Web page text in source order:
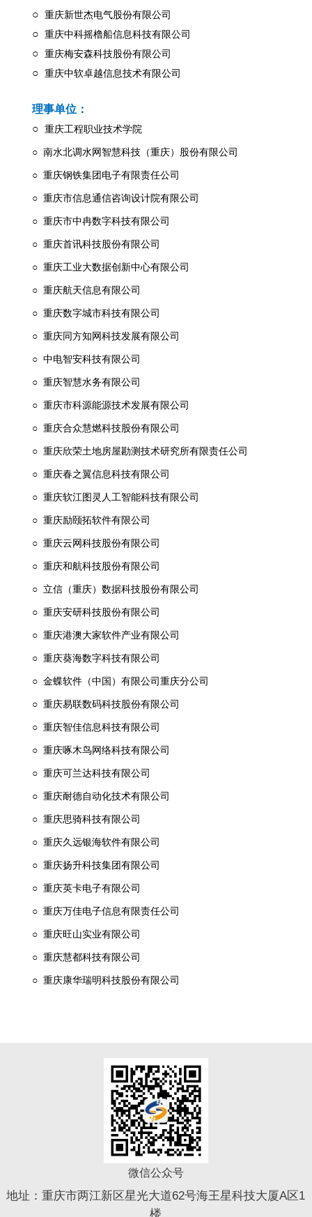
○ 重庆新世杰电气股份有限公司
○ 重庆中科摇橹船信息科技有限公司
○ 重庆梅安森科技股份有限公司
○ 重庆中软卓越信息技术有限公司
理事单位：
○ 重庆工程职业技术学院
○ 南水北调水网智慧科技（重庆）股份有限公司
○ 重庆钢铁集团电子有限责任公司
○ 重庆市信息通信咨询设计院有限公司
○ 重庆市中冉数字科技有限公司
○ 重庆首讯科技股份有限公司
○ 重庆工业大数据创新中心有限公司
○ 重庆航天信息有限公司
○ 重庆数字城市科技有限公司
○ 重庆同方知网科技发展有限公司
○ 中电智安科技有限公司
○ 重庆智慧水务有限公司
○ 重庆市科源能源技术发展有限公司
○ 重庆合众慧燃科技股份有限公司
○ 重庆欣荣土地房屋勘测技术研究所有限责任公司
○ 重庆春之翼信息科技有限公司
○ 重庆软江图灵人工智能科技有限公司
○ 重庆励颐拓软件有限公司
○ 重庆云网科技股份有限公司
○ 重庆和航科技股份有限公司
○ 立信（重庆）数据科技股份有限公司
○ 重庆安研科技股份有限公司
○ 重庆港澳大家软件产业有限公司
○ 重庆葵海数字科技有限公司
○ 金蝶软件（中国）有限公司重庆分公司
○ 重庆易联数码科技股份有限公司
○ 重庆智佳信息科技有限公司
○ 重庆啄木鸟网络科技有限公司
○ 重庆可兰达科技有限公司
○ 重庆耐德自动化技术有限公司
○ 重庆思骑科技有限公司
○ 重庆久远银海软件有限公司
○ 重庆扬升科技集团有限公司
○ 重庆英卡电子有限公司
○ 重庆万佳电子信息有限责任公司
○ 重庆旺山实业有限公司
○ 重庆慧都科技有限公司
○ 重庆康华瑞明科技股份有限公司
微信公众号
地址：重庆市两江新区星光大道62号海王星科技大厦A区1
楼